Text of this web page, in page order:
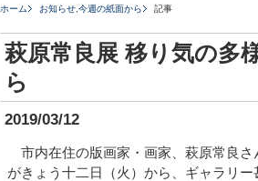
ホーム お知らせ 今週の紙面から 記事
萩原常良展 移り気の多
ら
2019/03/12
市内在住の版画家・画家、萩原常良さ
がきょう十二日（火）から、ギャラリー